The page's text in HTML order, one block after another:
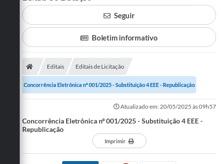
ACESSOS EXTERNOS
Legislação
Seguir
Boletim informativo
Editais Editais de Licitação
Concorrência Eletrônica nº 001/2025 - Substituição 4 EEE - Republicação
Atualizado em: 20/05/2025 às 09h57
Concorrência Eletrônica nº 001/2025 - Substituição 4 EEE -
Republicação
Imprimir